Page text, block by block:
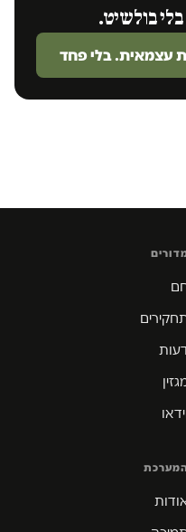
בלי בולשיט.
עצמאית. בלי פחד
המערכת